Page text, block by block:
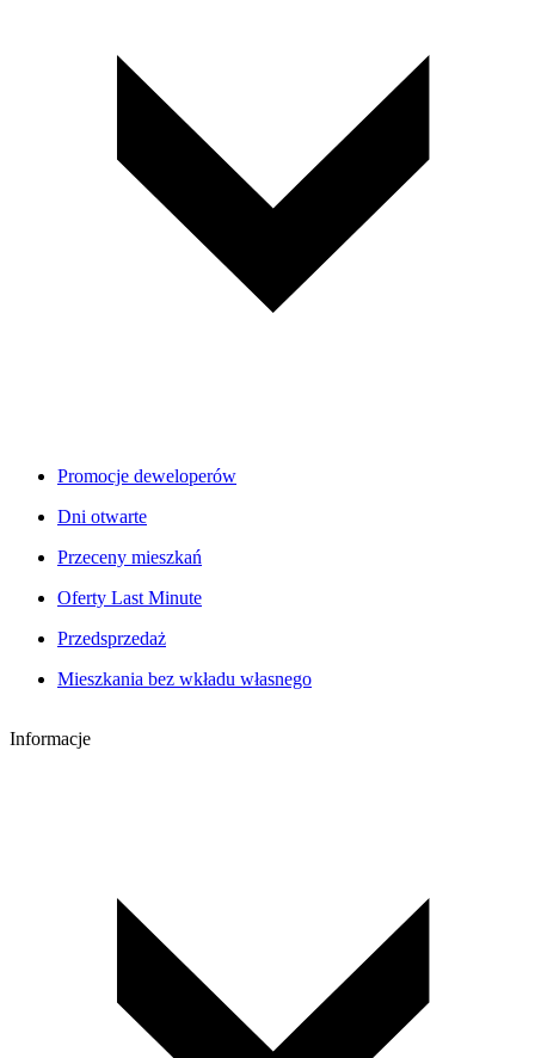
Promocje deweloperów
Dni otwarte
Przeceny mieszkań
Oferty Last Minute
Przedsprzedaż
Mieszkania bez wkładu własnego
Informacje